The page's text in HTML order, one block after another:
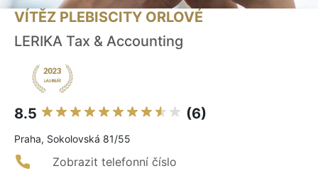
VÍTĚZ PLEBISCITY ORLOVÉ
LERIKA Tax & Accounting
8.5 (6)
Praha, Sokolovská 81/55
Zobrazit telefonní číslo